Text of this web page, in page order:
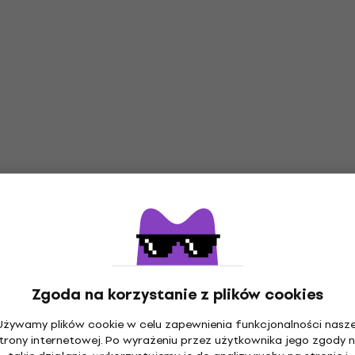
Zgoda na korzystanie z plików cookies
plików cookie w celu zapewnienia funkcjonalności
internetowej. Po wyrażeniu przez użytkownika jego zgody